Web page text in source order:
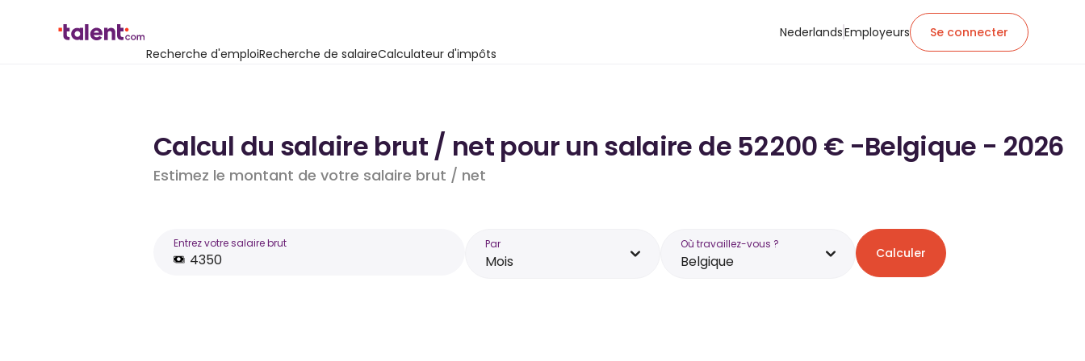
Recherche d'emploiRecherche de salaireCalculateur d'impôts
NederlandsEmployeurs Se connecter
Calcul du salaire brut / net pour un salaire de 52 200 € -Belgique - 2026
Estimez le montant de votre salaire brut / net
Entrez votre salaire brut Par
Mois
Où travaillez-vous ?
Belgique Calculer